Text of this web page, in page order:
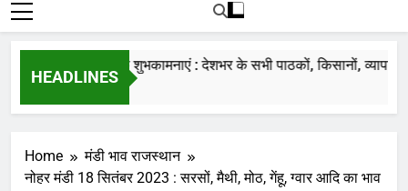
रोजाना हमारे पोर्टल Mandinews.org पर प्रदर्शित
की जाती है.
HEADLINES
नववर्ष की हार्दिक शुभकामनाएं : देशभर के सभी पाठकों, किसानों, व्यापारियों…
7 Months Ago
Home
मंडी भाव राजस्थान
नोहर मंडी 18 सितंबर 2023 : सरसों, मैथी, मोठ, गेंहू, ग्वार आदि का भाव